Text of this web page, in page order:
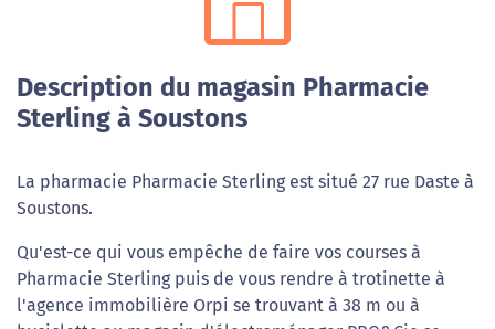
Description du magasin Pharmacie
Sterling à Soustons
La pharmacie Pharmacie Sterling est situé 27 rue Daste à
Soustons.
Qu'est-ce qui vous empêche de faire vos courses à
Pharmacie Sterling puis de vous rendre à trotinette à
l'agence immobilière Orpi se trouvant à 38 m ou à